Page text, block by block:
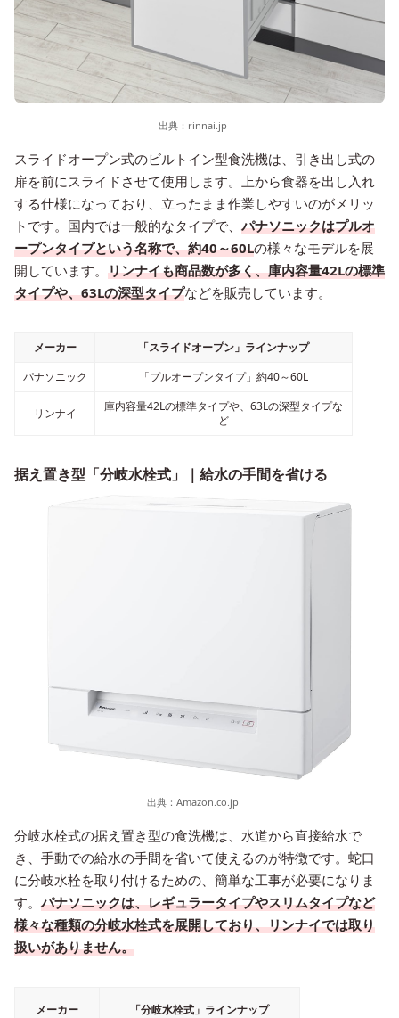
出典： rinnai.jp
スライドオープン式のビルトイン型食洗機は、引き出し式の
扉を前にスライドさせて使用します。上から食器を出し入れ
する仕様になっており、立ったまま作業しやすいのがメリッ
トです。国内では一般的なタイプで、 パナソニックはプルオ
ープンタイプという名称で、約40～60Lの様々なモデルを展
開しています。 リンナイも商品数が多く、庫内容量42Lの標準
タイプや、63Lの深型タイプなどを販売しています。
メーカー
「スライドオープン」ラインナップ
パナソニック
「プルオープンタイプ」約40～60L
リンナイ
庫内容量42Lの標準タイプや、63Lの深型タイプな
ど
据え置き型「分岐水栓式」｜給水の手間を省ける
出典： Amazon.co.jp
分岐水栓式の据え置き型の食洗機は、水道から直接給水で
き、手動での給水の手間を省いて使えるのが特徴です。蛇口
に分岐水栓を取り付けるための、簡単な工事が必要になりま
す。 パナソニックは、レギュラータイプやスリムタイプなど
様々な種類の分岐水栓式を展開しており、リンナイでは取り
扱いがありません。
メーカー 「分岐水栓式」ラインナップ